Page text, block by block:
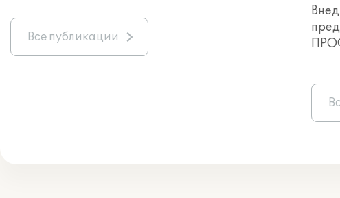
Все публикации